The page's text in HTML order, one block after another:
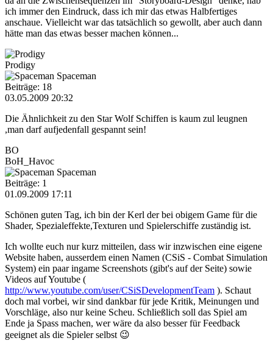
ich immer den Eindruck, dass ich mir das etwas Halbfertiges
anschaue. Vielleicht war das tatsächlich so gewollt, aber auch dann
hätte man das etwas besser machen können...
Prodigy
Spaceman
Beiträge: 18
03.05.2009 20:32
Die Ähnlichkeit zu den Star Wolf Schiffen is kaum zul leugnen
,man darf aufjedenfall gespannt sein!
BO
BoH_Havoc
Spaceman
Beiträge: 1
01.09.2009 17:11
Schönen guten Tag, ich bin der Kerl der bei obigem Game für die
Shader, Spezialeffekte,Texturen und Spielerschiffe zuständig ist.
Ich wollte euch nur kurz mitteilen, dass wir inzwischen eine eigene
Website haben, ausserdem einen Namen (CSiS - Combat Simulation
System) ein paar ingame Screenshots (gibt's auf der Seite) sowie
Videos auf Youtube (
http://www.youtube.com/user/CSiSDevelopmentTeam ). Schaut
doch mal vorbei, wir sind dankbar für jede Kritik, Meinungen und
Vorschläge, also nur keine Scheu. Schließlich soll das Spiel am
Ende ja Spass machen, wer wäre da also besser für Feedback
geeignet als die Spieler selbst 😉